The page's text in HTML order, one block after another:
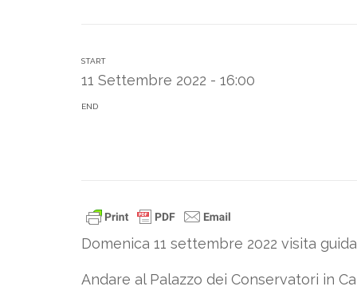
START
11 Settembre 2022 - 16:00
END
Domenica 11 settembre 2022 visita
Andare al Palazzo dei Conservatori in